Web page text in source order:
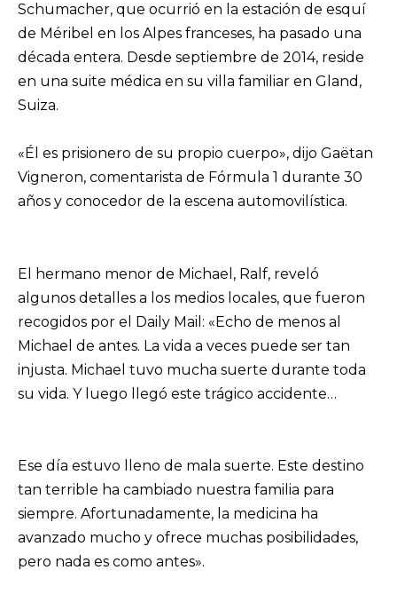
Schumacher, que ocurrió en la estación de esquí
de Méribel en los Alpes franceses, ha pasado una
década entera. Desde septiembre de 2014, reside
en una suite médica en su villa familiar en Gland,
Suiza.
«Él es prisionero de su propio cuerpo», dijo Gaëtan
Vigneron, comentarista de Fórmula 1 durante 30
años y conocedor de la escena automovilística.
El hermano menor de Michael, Ralf, reveló
algunos detalles a los medios locales, que fueron
recogidos por el Daily Mail: «Echo de menos al
Michael de antes. La vida a veces puede ser tan
injusta. Michael tuvo mucha suerte durante toda
su vida. Y luego llegó este trágico accidente…
Ese día estuvo lleno de mala suerte. Este destino
tan terrible ha cambiado nuestra familia para
siempre. Afortunadamente, la medicina ha
avanzado mucho y ofrece muchas posibilidades,
pero nada es como antes».